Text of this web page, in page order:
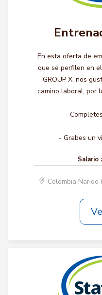
En esta oferta de
que se perfilen en
GROUP X, nos
camino laboral, por
-
- Grabes un
Salario :
Colombia Nariqo